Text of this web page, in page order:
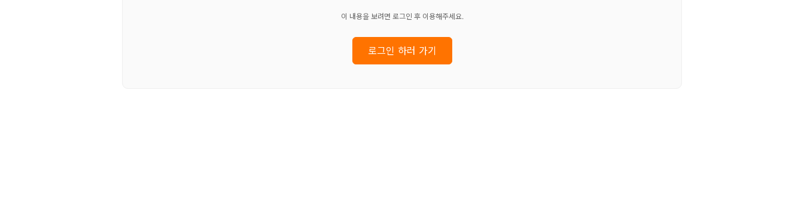
이 내용을 보려면 로그인 후 이용해주세요.
로그인 하러 가기